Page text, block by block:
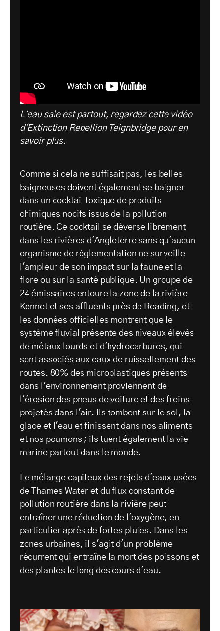
L'eau sale est partout, regardez cette vidéo
d'Extinction Rebellion Teignbridge pour en
savoir plus.
Comme si cela ne suffisait pas, les belles
baigneuses doivent également se baigner
dans un cocktail toxique de produits
chimiques nocifs issus de la pollution
routière. Ce cocktail se déverse librement
dans les rivières d'Angleterre sans qu'aucun
organisme de réglementation ne surveille
l'ampleur de son impact sur la faune et la
flore ou sur la santé publique. Un groupe de
24 émissaires entoure la zone de la rivière
Kennet et ses affluents près de Reading, et
les données officielles montrent que le
système fluvial présente des niveaux élevés
de métaux lourds et d'hydrocarbures, qui
sont associés aux eaux de ruissellement des
routes. 80% des microplastiques présents
dans l'environnement proviennent de
l'érosion des pneus de voiture et des freins
projetés dans l'air. Ils tombent sur le sol, la
glace et l'eau et finissent dans nos aliments
et nos poumons ; ils tuent également la vie
marine partout dans le monde.
Le mélange capiteux des rejets d'eaux usées
de Thames Water et du flux constant de
pollution routière dans la rivière peut
entraîner une réduction de l'oxygène, en
particulier après de fortes pluies. Dans les
zones urbaines, il s'agit d'un problème
récurrent qui entraîne la mort des poissons et
des plantes le long des cours d'eau.